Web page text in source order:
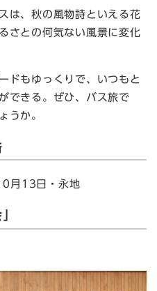
は、秋の風物詩といえる花
さとの何気ない風景に変化
ドもゆっくりで、いつもと
できる。ぜひ、バス旅で
うか。
月13日・永地